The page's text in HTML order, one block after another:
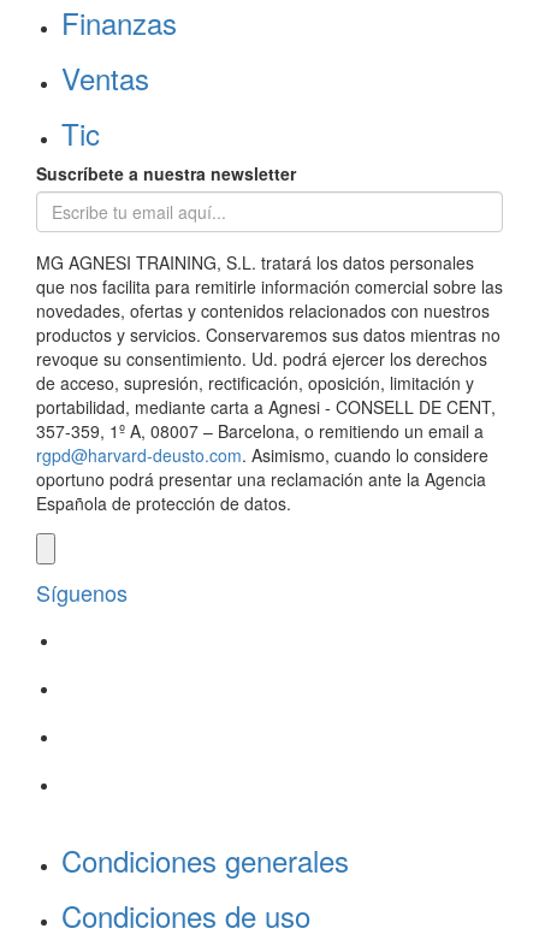
Finanzas
Ventas
Tic
Suscríbete a nuestra newsletter
MG AGNESI TRAINING, S.L. tratará los datos personales
que nos facilita para remitirle información comercial sobre las
novedades, ofertas y contenidos relacionados con nuestros
productos y servicios. Conservaremos sus datos mientras no
revoque su consentimiento. Ud. podrá ejercer los derechos
de acceso, supresión, rectificación, oposición, limitación y
portabilidad, mediante carta a Agnesi - CONSELL DE CENT,
357-359, 1º A, 08007 – Barcelona, o remitiendo un email a
rgpd@harvard-deusto.com. Asimismo, cuando lo considere
oportuno podrá presentar una reclamación ante la Agencia
Española de protección de datos.
Síguenos
Condiciones generales
Condiciones de uso